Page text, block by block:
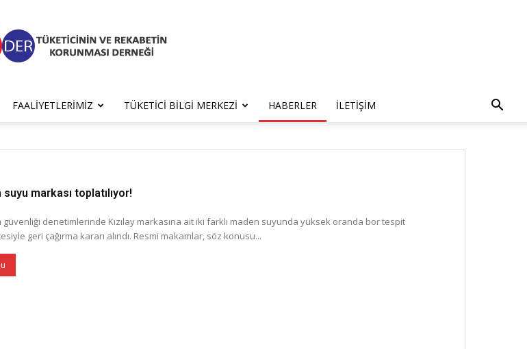
TÜRDER
FAALIYETLERIMIZ TÜKETICI BILGI MERKEZI HABERLER İLETIŞIM
markası toplatılıyor!
güvenliği denetimlerinde Kızılay markasına ait iki farklı maden suyunda yüksek oranda bor tespit
geri çağırma kararı alındı. Resmi makamlar, söz konusu...